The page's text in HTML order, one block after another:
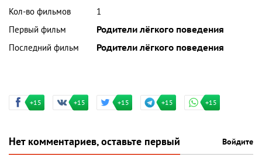
Кол-во фильмов
1
Первый фильм
Родители лёгкого поведения
Последний фильм
Родители лёгкого поведения
+15 +15 +15 +15 +15
Нет комментариев, оставьте первый Войдите